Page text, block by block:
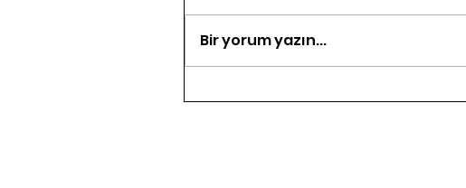
Bir yorum yazın...